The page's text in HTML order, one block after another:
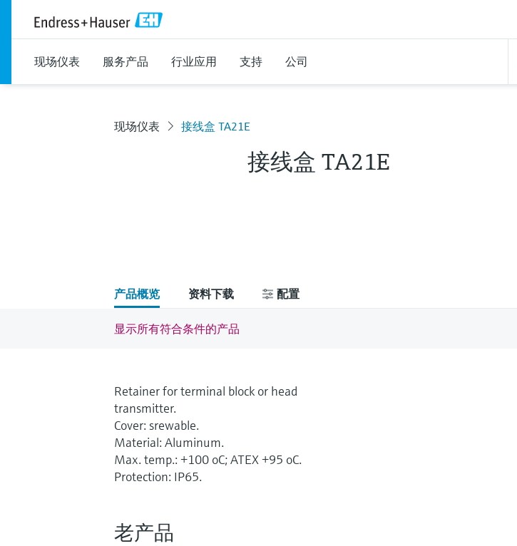
现场仪表 服务产品 行业应用 支持 公司
现场仪表 接线盒 TA21E
接线盒 TA21E
产品概览 资料下载 配置
显示所有符合条件的产品
Retainer for terminal block or head
transmitter.
Cover: srewable.
Material: Aluminum.
Max. temp.: +100 oC; ATEX +95 oC.
Protection: IP65.
老产品